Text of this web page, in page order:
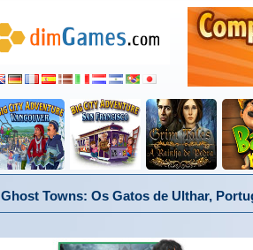
Ghost Towns: Os Gatos de Ulthar,